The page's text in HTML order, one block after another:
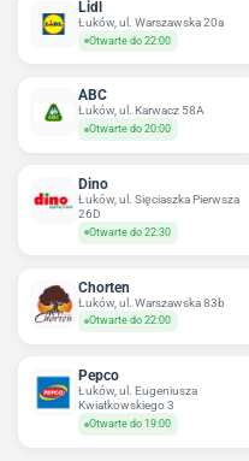
Lidl
Łuków, ul. Warszawska 20a
Otwarte do 22:00
ABC
Łuków, ul. Karwacz 58A
Otwarte do 20:00
Dino
Łuków, ul. Sięciaszka Pierwsza
26D
Otwarte do 22:30
Chorten
Łuków, ul. Warszawska 83b
Otwarte do 22:00
Pepco
Łuków, ul. Eugeniusza
Kwiatkowskiego 3
Otwarte do 19:00